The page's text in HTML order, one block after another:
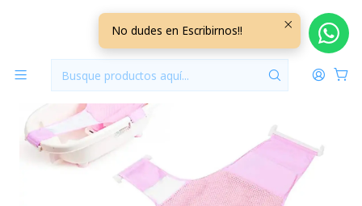
Hora del Baño Malla de Bañera Ajustable Rosada
No dudes en Escribirnos!!